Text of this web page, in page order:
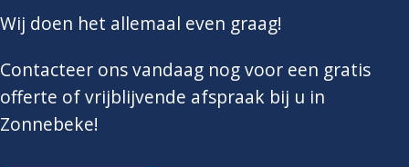
Wij doen het allemaal even graag!
Contacteer ons vandaag nog voor een gratis
offerte of vrijblijvende afspraak bij u in
Zonnebeke!